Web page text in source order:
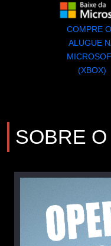
COMPRE
ALUGUE
(XBOX)
SOBRE